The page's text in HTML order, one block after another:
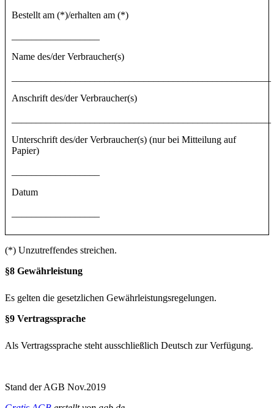
Bestellt am (*)/erhalten am (*)
Name des/der Verbraucher(s)
Anschrift des/der Verbraucher(s)
Unterschrift des/der Verbraucher(s) (nur bei Mitteilung auf
Papier)
Datum
(*) Unzutreffendes streichen.
§8 Gewährleistung
Es gelten die gesetzlichen Gewährleistungsregelungen.
§9 Vertragssprache
Als Vertragssprache steht ausschließlich Deutsch zur Verfügung.
Stand der AGB Nov.2019